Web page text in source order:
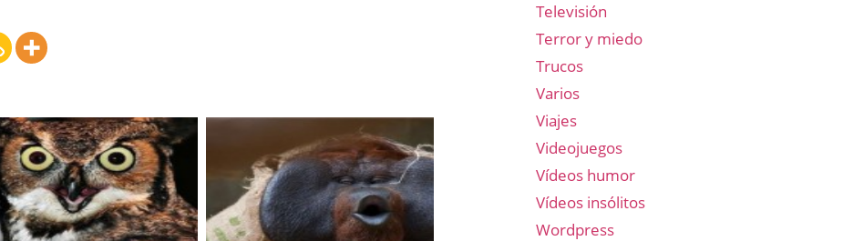
Televisión
Terror y miedo
Trucos
Varios
Viajes
Videojuegos
Vídeos humor
Vídeos insólitos
Wordpress